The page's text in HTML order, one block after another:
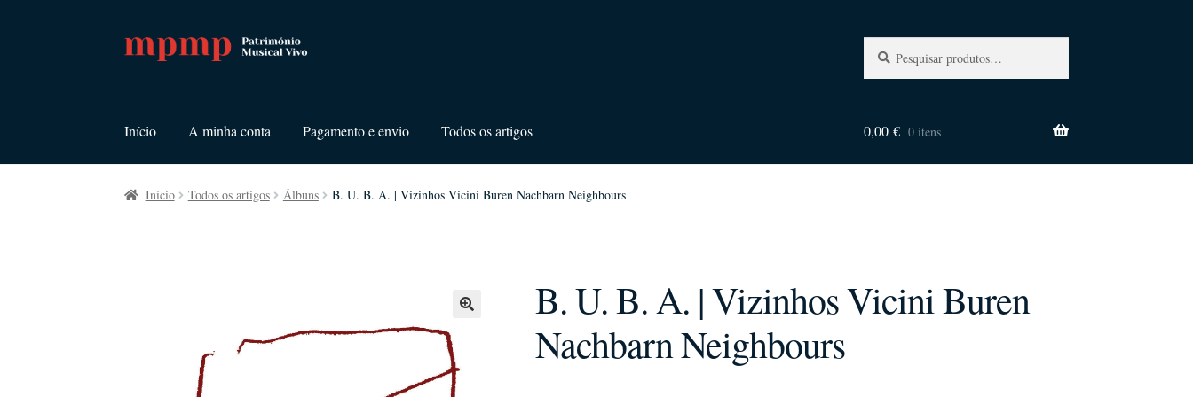
Saltar
por:
Início A minha conta Pagamento e envio Todos os artigos 0,00 € 0 itens
Início Todos os artigos Álbuns B. U. B. A. | Vizinhos Vicini Buren Nachbarn Neighbours
B. U. B. A. | Vizinhos Vicini Buren
Nachbarn Neighbours